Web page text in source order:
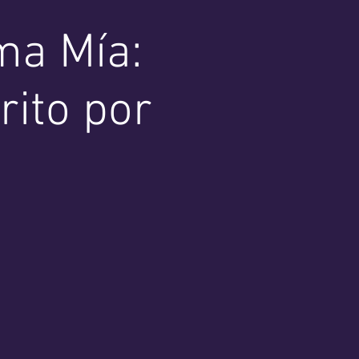
Mía:
por